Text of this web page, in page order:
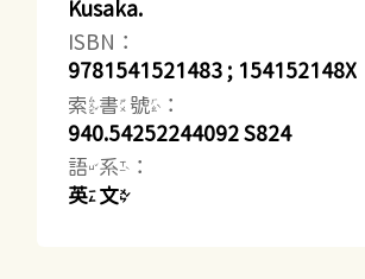
Kusaka.
ISBN：
9781541521483 ; 154152148X
索書號：
940.54252244092 S824
語系：
英文